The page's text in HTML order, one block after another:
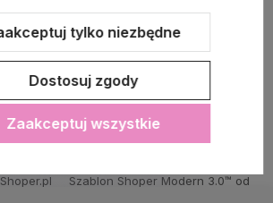
Szablon Shoper Modern 3.0™ od
tylko niezbędne
Dostosuj zgody
Zaakceptuj wszystkie